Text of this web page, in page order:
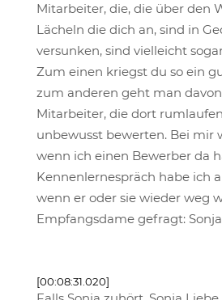
Mitarbeiter, die, die über den
Lächeln die dich an, sind in
versunken, sind vielleicht
Zum einen kriegst du so ein
zum anderen geht man davon
Mitarbeiter, die dort
unbewusst bewerten. Bei mir
wenn ich einen Bewerber da
Kennenlernespräch habe ich
wenn er oder sie wieder weg
Empfangsdame gefragt:
[00:08:31.020]